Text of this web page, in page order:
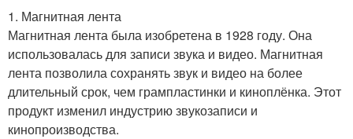
1. Магнитная лента
Магнитная лента была изобретена в 1928 году. Она
использовалась для записи звука и видео. Магнитная
лента позволила сохранять звук и видео на более
длительный срок, чем грампластинки и киноплёнка. Этот
продукт изменил индустрию звукозаписи и
кинопроизводства.